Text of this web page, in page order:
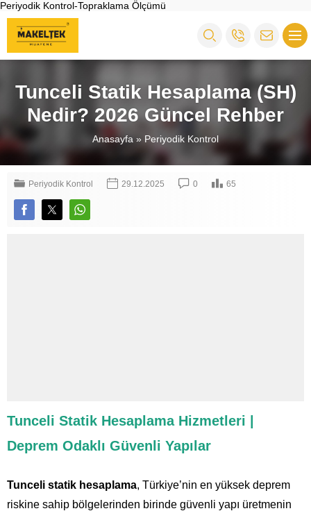
Periyodik Kontrol-Topraklama Ölçümü
Tunceli Statik Hesaplama (SH)
Nedir? 2026 Güncel Rehber
Anasayfa » Periyodik Kontrol
Periyodik Kontrol 29.12.2025 0 65
Tunceli Statik Hesaplama Hizmetleri |
Deprem Odaklı Güvenli Yapılar
Tunceli statik hesaplama, Türkiye’nin en yüksek deprem
riskine sahip bölgelerinden birinde güvenli yapı üretmenin